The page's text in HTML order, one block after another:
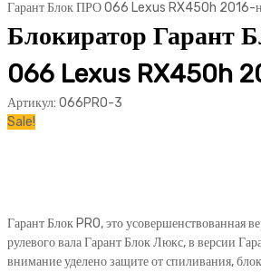
Гарант Блок ПРО 066 Lexus RX450h 2016-
Блокиратор Гарант
066 Lexus RX450h
Артикул: 066PRO-3
Sale!
Гарант Блок PRO, это усовершенствованная
рулевого вала Гарант Блок Люкс, в версии
внимание уделено защите от спиливания,